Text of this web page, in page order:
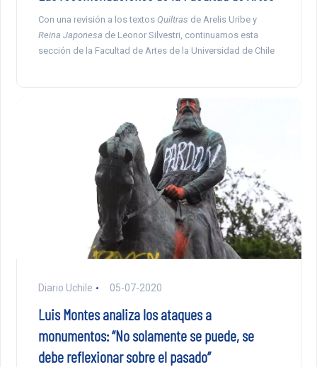
Con una revisión a los textos Quiltras de Arelis Uribe y
Reina Japonesa de Leonor Silvestri, continuamos esta
sección de la Facultad de Artes de la Universidad de Chile
Diario Uchile 05-07-2020
Luis Montes analiza los ataques a
monumentos: “No solamente se puede, se
debe reflexionar sobre el pasado”